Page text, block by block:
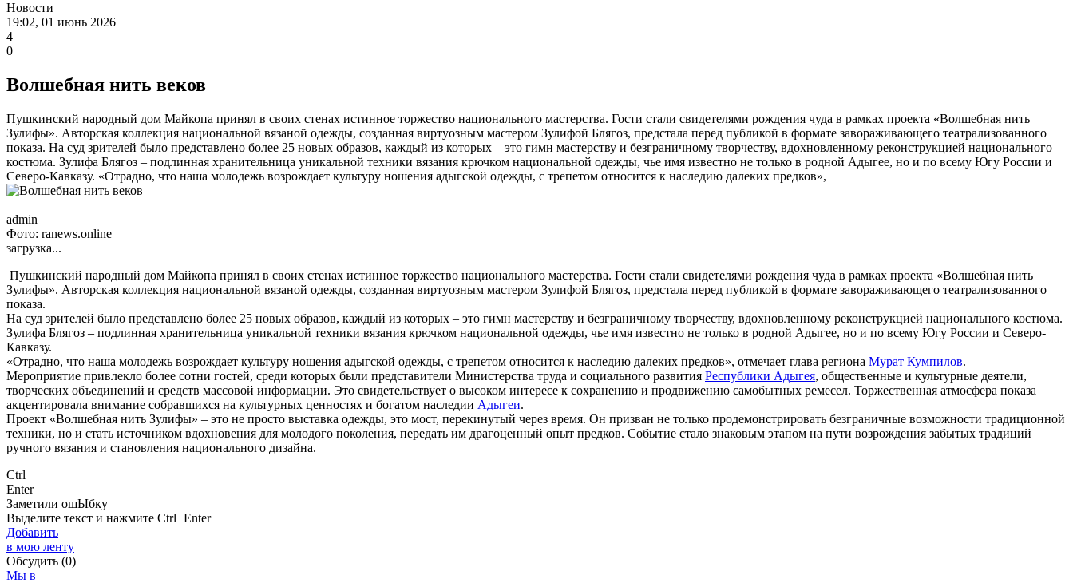
Новости
19:02, 01 июнь 2026
4
0
Волшебная нить веков
Пушкинский народный дом Майкопа принял в своих стенах истинное торжество национального мастерства. Гости стали свидетелями рождения чуда в рамках проекта «Волшебная нить
Зулифы». Авторская коллекция национальной вязаной одежды, созданная виртуозным мастером Зулифой Блягоз, предстала перед публикой в формате завораживающего театрализованного
показа. На суд зрителей было представлено более 25 новых образов, каждый из которых – это гимн мастерству и безграничному творчеству, вдохновленному реконструкцией национального
костюма. Зулифа Блягоз – подлинная хранительница уникальной техники вязания крючком национальной одежды, чье имя известно не только в родной Адыгее, но и по всему Югу России и
Северо-Кавказу. «Отрадно, что наша молодежь возрождает культуру ношения адыгской одежды, с трепетом относится к наследию далеких предков»,
admin
Фото: ranews.online
загрузка...
Пушкинский народный дом Майкопа принял в своих стенах истинное торжество национального мастерства. Гости стали свидетелями рождения чуда в рамках проекта «Волшебная нить
Зулифы». Авторская коллекция национальной вязаной одежды, созданная виртуозным мастером Зулифой Блягоз, предстала перед публикой в формате завораживающего театрализованного
показа.
На суд зрителей было представлено более 25 новых образов, каждый из которых – это гимн мастерству и безграничному творчеству, вдохновленному реконструкцией национального костюма.
Зулифа Блягоз – подлинная хранительница уникальной техники вязания крючком национальной одежды, чье имя известно не только в родной Адыгее, но и по всему Югу России и Северо-
Кавказу.
«Отрадно, что наша молодежь возрождает культуру ношения адыгской одежды, с трепетом относится к наследию далеких предков», отмечает глава региона Мурат Кумпилов.
Мероприятие привлекло более сотни гостей, среди которых были представители Министерства труда и социального развития Республики Адыгея, общественные и культурные деятели,
творческих объединений и средств массовой информации. Это свидетельствует о высоком интересе к сохранению и продвижению самобытных ремесел. Торжественная атмосфера показа
акцентировала внимание собравшихся на культурных ценностях и богатом наследии Адыгеи.
Проект «Волшебная нить Зулифы» – это не просто выставка одежды, это мост, перекинутый через время. Он призван не только продемонстрировать безграничные возможности традиционной
техники, но и стать источником вдохновения для молодого поколения, передать им драгоценный опыт предков. Событие стало знаковым этапом на пути возрождения забытых традиций
ручного вязания и становления национального дизайна.
Ctrl
Enter
Заметили ошЫбку
Выделите текст и нажмите Ctrl+Enter
Добавить
в мою ленту
Обсудить (0)
Мы в